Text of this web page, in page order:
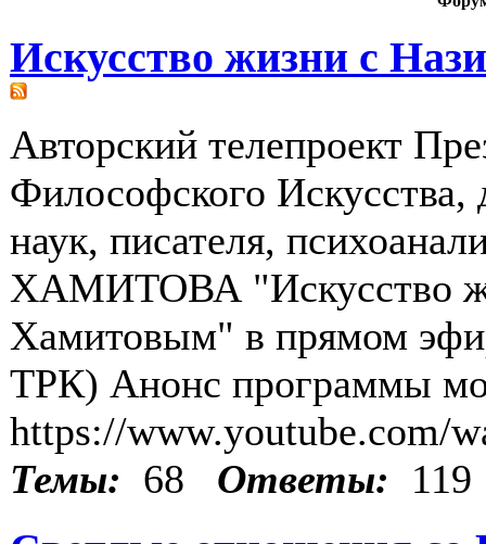
Искусство жизни с
Авторский телепроект
Философского Искусства,
наук, писателя,
ХАМИТОВА "Искусство
Хамитовым" в прямом
ТРК) Анонс программы
https://www.youtube.com/
Темы: 68 Ответы: 119